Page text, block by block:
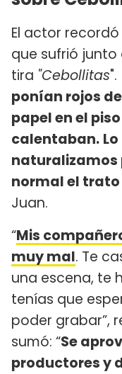
El actor
que sufrió junto
tira "Cebollitas".
ponían rojos
papel en el
calentaban.
naturalizamos
normal el trato
Juan.
“Mis
muy mal. Te
una escena, te
tenías que
poder grabar”,
sumó: “Se
productores y